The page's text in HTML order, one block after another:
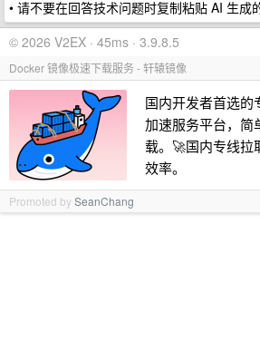
• 请不要在回答技术问题时复制粘贴 AI 生成
© 2026 V2EX · 45ms · 3.9.8.5
Docker 镜像极速下载服务 - 轩辕镜像
国内开发者首选的
加速服务平台，简
载。🚀国内专线拉
效率。
Promoted bySeanChang